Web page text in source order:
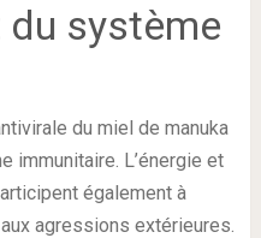
système
du miel de manuka
immunitaire. L’énergie et
également à
agressions extérieures.